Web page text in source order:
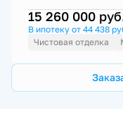
15 260 000
В ипотеку от 44 438
Чистовая отделка